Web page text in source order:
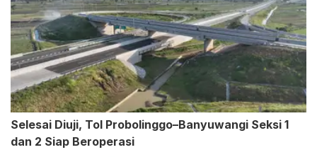
Selesai Diuji, Tol Probolinggo–Banyuwangi Seksi 1
dan 2 Siap Beroperasi